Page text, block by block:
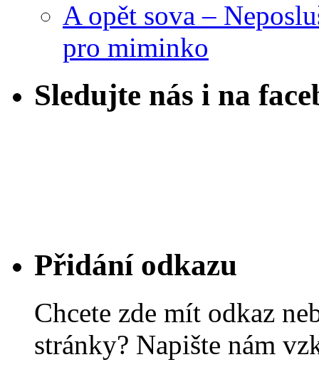
A opět sova –
pro miminko
Sledujte nás i na
Přidání odkazu
Chcete zde mít odkaz
stránky? Napište nám